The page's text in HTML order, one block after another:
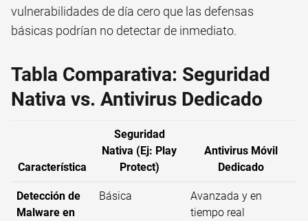
vulnerabilidades de día cero que las defensas
básicas podrían no detectar de inmediato.
Tabla Comparativa: Seguridad
Nativa vs. Antivirus Dedicado
Característica
Seguridad
Nativa (Ej: Play
Protect)
Antivirus Móvil
Dedicado
Detección de
Malware en
Básica
Avanzada y en
tiempo real